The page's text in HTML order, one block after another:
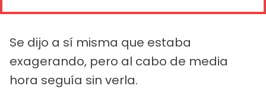
Se dijo a sí misma que estaba
exagerando, pero al cabo de media
hora seguía sin verla.